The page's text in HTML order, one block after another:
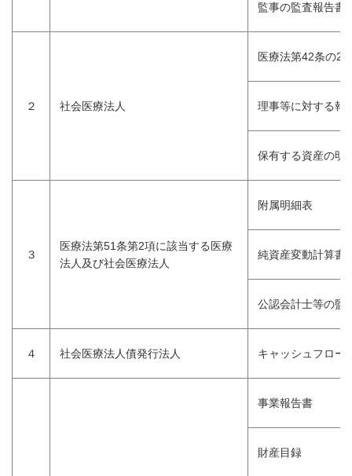
監事の監査報告書
２ 社会医療法人
医療法第42条の2
理事等に対する報
保有する資産の明
３
医療法第51条第2項に該当する医療
法人及び社会医療法人
附属明細表
純資産変動計算書
公認会計士等の監
４ 社会医療法人債発行法人 キャッシュフロー
事業報告書
財産目録